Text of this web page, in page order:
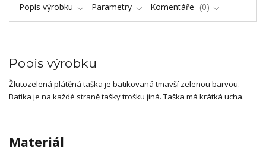
Popis výrobku Parametry Komentáře 0
Popis výrobku
Žlutozelená plátěná taška je batikovaná tmavší zelenou barvou.
Batika je na každé straně tašky trošku jiná. Taška má krátká ucha.
Materiál